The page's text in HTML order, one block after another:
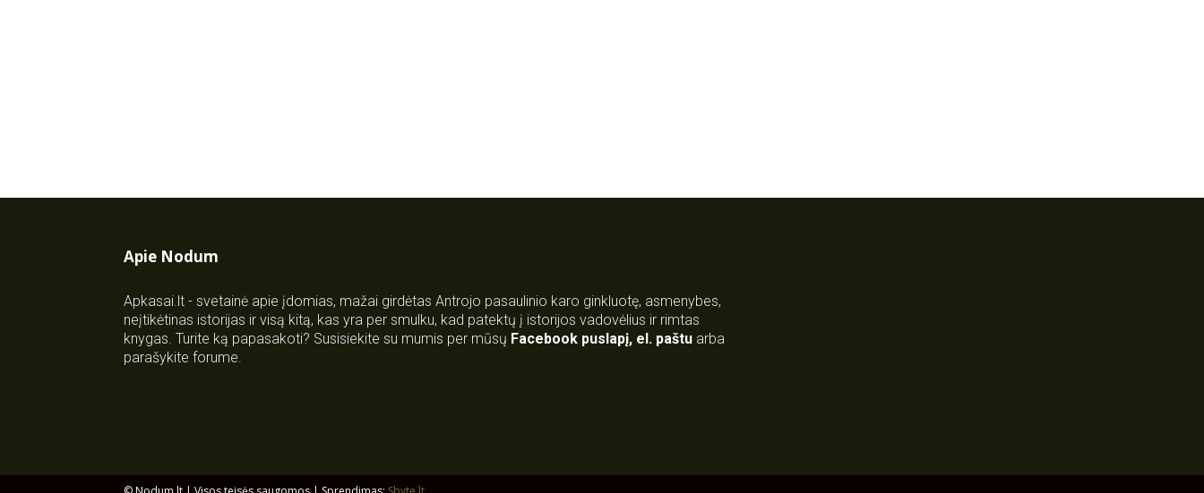
Apie Nodum
Apkasai.lt - svetainė apie įdomias, mažai girdėtas Antrojo pasaulinio karo ginkluotę, asmenybes,
neįtikėtinas istorijas ir visą kitą, kas yra per smulku, kad patektų į istorijos vadovėlius ir rimtas
knygas. Turite ką papasakoti? Susisiekite su mumis per mūsų Facebook puslapį, el. paštu arba
parašykite forume.